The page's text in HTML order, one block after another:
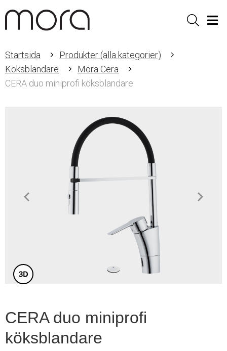
Sök
Startsida
Produkter (alla kategorier)
Köksblandare
Mora Cera
CERA duo miniprofi köksblandare
CERA duo miniprofi
köksblandare